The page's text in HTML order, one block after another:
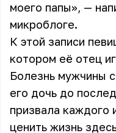
моего папы», —
микроблоге.
К этой записи
котором её отец
Болезнь мужчины
его дочь до
призвала каждого
ценить жизнь